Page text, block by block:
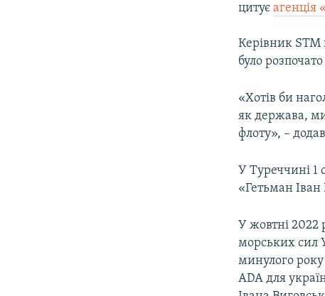
цитуєагенція
Керівник STM
було
«Хотів би
як держава,
флоту», –
У Туреччині 1
«Гетьман
У жовтні 2022
морських сил
минулого року
ADA для